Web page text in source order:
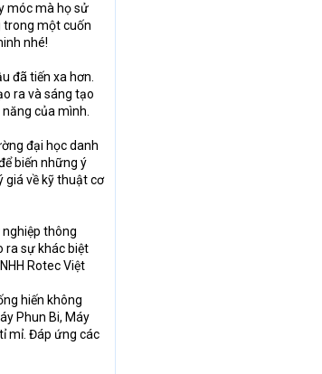
móc mà họ sử
trong một cuốn
nhé!
đã tiến xa hơn.
ra và sáng tạo
của mình.
đại học danh
biến những ý
giá về kỹ thuật cơ
thông
ra sự khác biệt
Rotec Việt
hiến không
Phun Bi, Máy
mỉ. Đáp ứng các